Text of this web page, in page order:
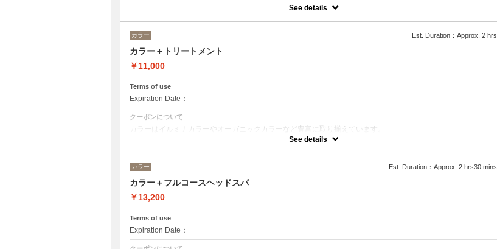
See details
カラー Est. Duration：Approx. 2 hrs
カラー＋トリートメント
￥11,000
Terms of use
Expiration Date：
クーポンについて
カラーはイルミナカラーやオーガニックカラーなど豊富に取り揃えています。
デザインによってベストな選択をさせて頂きます。
※フルカラーの場合プラス¥1100
※ロング料金有りプラス¥1100
クイックトリートメント→¥11000
髪質別集中トリートメント→￥12100
See details
カラー Est. Duration：Approx. 2 hrs30 mins
カラー＋フルコースヘッドスパ
￥13,200
Terms of use
Expiration Date：